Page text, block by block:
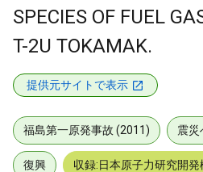
SPECIES OF FUEL
T-2U TOKAMAK.
提供元サイトで表示
福島第一原発事故 (2011) 震災
復興 収録:日本原子力研究開